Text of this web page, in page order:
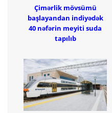
Çimərlik mövsümü
başlayandan indiyədək
40 nəfərin meyiti suda
tapılıb